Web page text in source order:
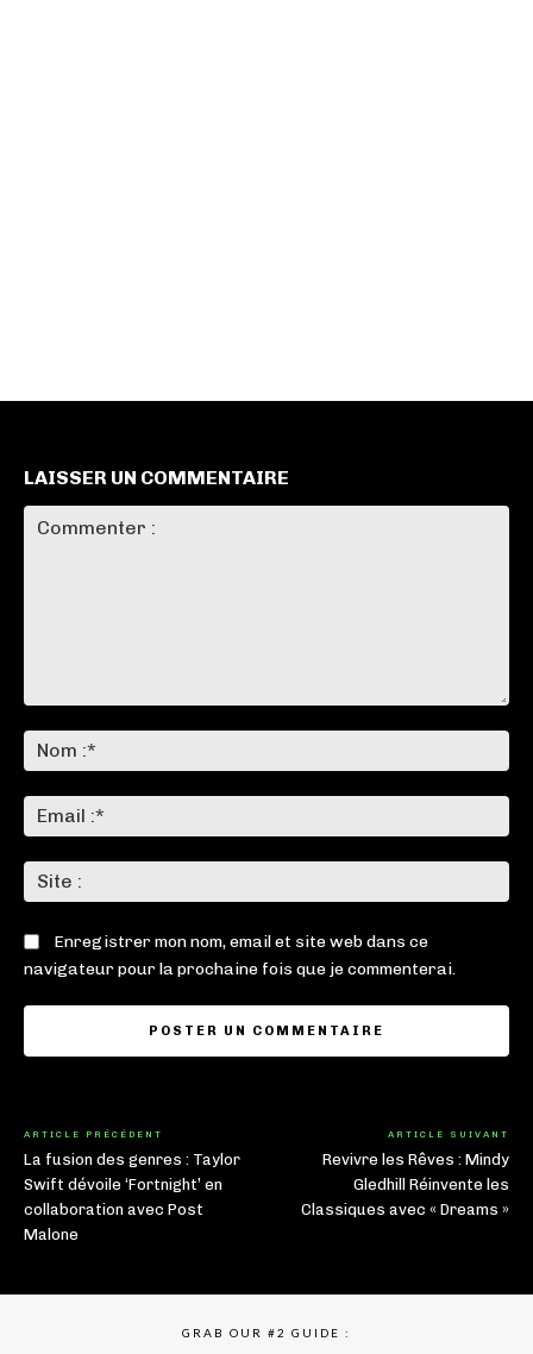
LAISSER UN COMMENTAIRE
:*
:*
:
Enregistrer mon nom, email et site web dans ce
navigateur pour la prochaine fois que je commenterai.
ARTICLE PRÉCÉDENT
La fusion des genres : Taylor
Swift dévoile ‘Fortnight’ en
collaboration avec Post
Malone
ARTICLE SUIVANT
Revivre les Rêves : Mindy
Gledhill Réinvente les
Classiques avec « Dreams »
GRAB OUR #2 GUIDE :